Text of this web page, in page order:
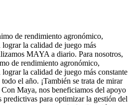
de rendimiento agronómico,
lograr la calidad de juego más
MAYA a diario. Para nosotros,
de rendimiento agronómico,
lograr la calidad de juego más constante
el año. ¡También se trata de mirar
Maya, nos beneficiamos del apoyo
predictivas para optimizar la gestión del